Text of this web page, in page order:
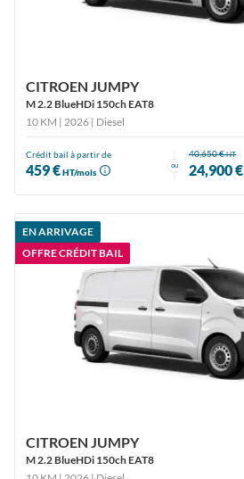
CITROEN JUMPY
M 2.2 BlueHDi 150ch EAT8
10 KM | 2026 | Diesel
Crédit bail à partir de
459 €HT/mois
ou
40,650 €HT
24,900 €
EN ARRIVAGE
OFFRE CRÉDIT BAIL
CITROEN JUMPY
M 2.2 BlueHDi 150ch EAT8